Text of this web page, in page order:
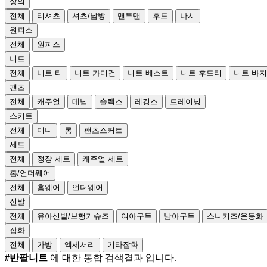
전체
티셔츠 셔츠/남방 맨투맨 후드
나시
원피스
전체
원피스
니트
전체
니트 티 니트 가디건 니트 베스트 니트 후드티
니트 바지
팬츠
전체
캐주얼 데님 슬랙스 레깅스
트레이닝
스커트
전체
미니 롱
팬츠스커트
세트
전체
정장 세트
캐주얼 세트
홈/언더웨어
전체
홈웨어
언더웨어
신발
전체
유아신발/보행기슈즈 여아구두 남아구두 스니커즈/운동화
잡화
전체
가방 액세서리 기타잡화
#반팔니트 에 대한 통합 검색결과 입니다.